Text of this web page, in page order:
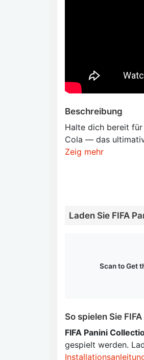
Beschreibung
Halte dich bereit
Cola — das
Zeig mehr
Laden Sie FIFA
Scan to Get
So spielen Sie
FIFA Panini
gespielt werden.